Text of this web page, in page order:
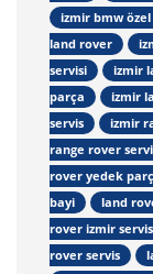
izmir bmw özel
land rover
servisi
izmir
parça
izmir
servis
izmir
range rover
rover yedek
bayi
land
rover izmir
rover servis